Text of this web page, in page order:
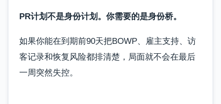
PR计划不是身份计划。你需要的是身份桥。
如果你能在到期前90天把BOWP、雇主支持、访
客记录和恢复风险都排清楚，局面就不会在最后
一周突然失控。